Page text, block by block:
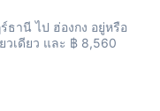
ธานี ไป ฮ่องกง อยู่หรือ
วเดียว และ ฿ 8,560